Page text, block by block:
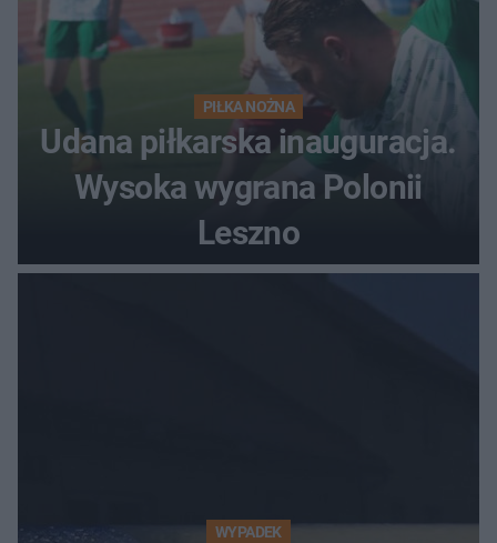
PIŁKA NOŻNA
Udana piłkarska inauguracja.
Wysoka wygrana Polonii
Leszno
WYPADEK